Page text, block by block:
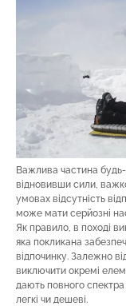
Важлива частина
відновивши сили,
умовах відсутність
може мати серйозні
Як правило, в поході
яка покликана
відпочинку. Залежно
виключити окремі
дають повного спектра
легкі чи дешеві.